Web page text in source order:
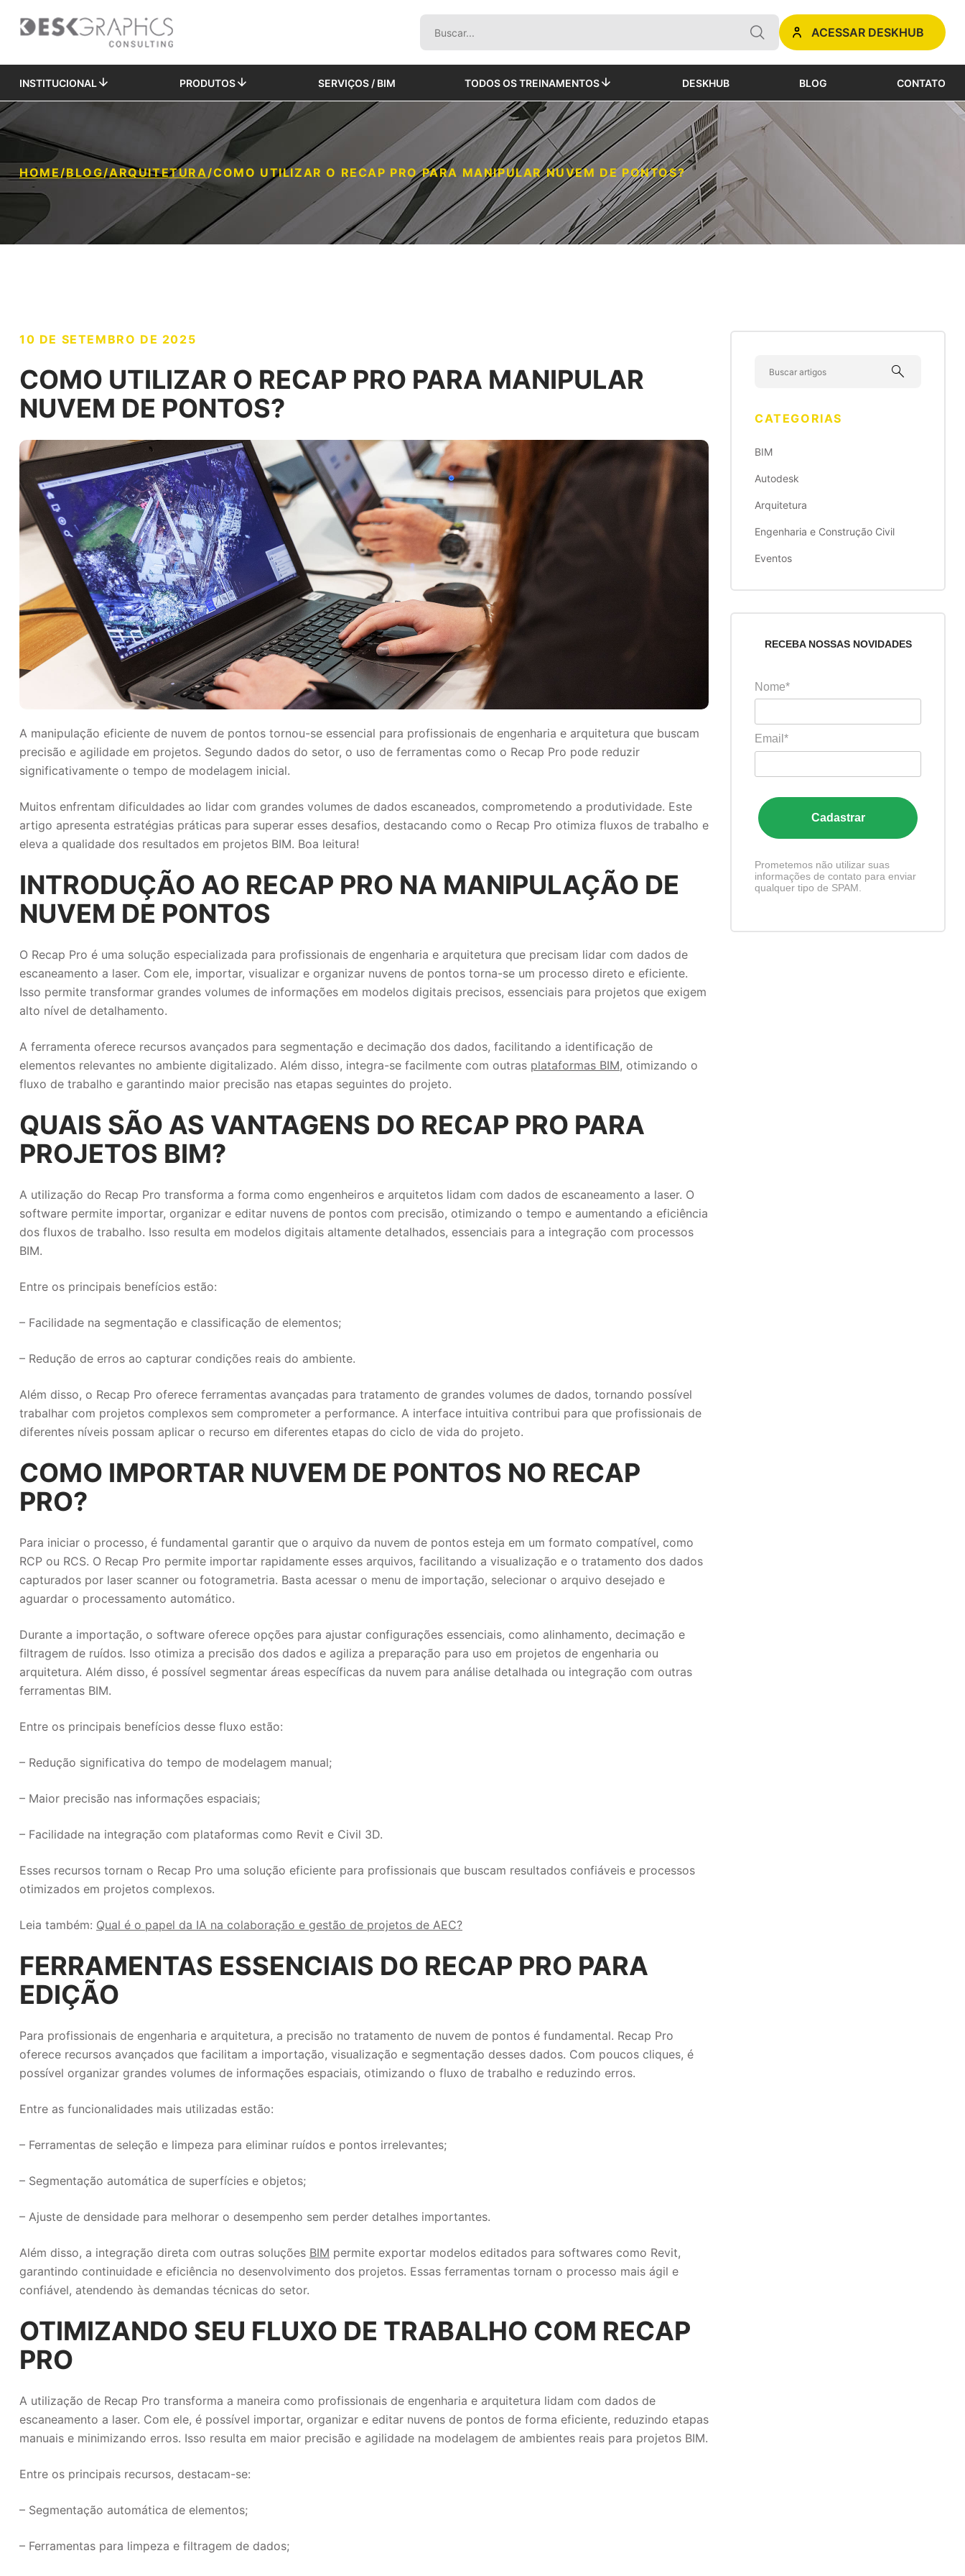
ACESSAR DESKHUB
INSTITUCIONAL PRODUTOS SERVIÇOS / BIM TODOS OS TREINAMENTOS DESKHUB BLOG CONTATO
HOME/BLOG/ARQUITETURA/COMO UTILIZAR O RECAP PRO PARA MANIPULAR NUVEM DE PONTOS?
10 DE SETEMBRO DE 2025
COMO UTILIZAR O RECAP PRO PARA MANIPULAR
NUVEM DE PONTOS?
A manipulação eficiente de nuvem de pontos tornou-se essencial para profissionais de engenharia e arquitetura que buscam
precisão e agilidade em projetos. Segundo dados do setor, o uso de ferramentas como o Recap Pro pode reduzir
significativamente o tempo de modelagem inicial.
Muitos enfrentam dificuldades ao lidar com grandes volumes de dados escaneados, comprometendo a produtividade. Este
artigo apresenta estratégias práticas para superar esses desafios, destacando como o Recap Pro otimiza fluxos de trabalho e
eleva a qualidade dos resultados em projetos BIM. Boa leitura!
INTRODUÇÃO AO RECAP PRO NA MANIPULAÇÃO DE
NUVEM DE PONTOS
O Recap Pro é uma solução especializada para profissionais de engenharia e arquitetura que precisam lidar com dados de
escaneamento a laser. Com ele, importar, visualizar e organizar nuvens de pontos torna-se um processo direto e eficiente.
Isso permite transformar grandes volumes de informações em modelos digitais precisos, essenciais para projetos que exigem
alto nível de detalhamento.
A ferramenta oferece recursos avançados para segmentação e decimação dos dados, facilitando a identificação de
elementos relevantes no ambiente digitalizado. Além disso, integra-se facilmente com outras plataformas BIM, otimizando o
fluxo de trabalho e garantindo maior precisão nas etapas seguintes do projeto.
QUAIS SÃO AS VANTAGENS DO RECAP PRO PARA
PROJETOS BIM?
A utilização do Recap Pro transforma a forma como engenheiros e arquitetos lidam com dados de escaneamento a laser. O
software permite importar, organizar e editar nuvens de pontos com precisão, otimizando o tempo e aumentando a eficiência
dos fluxos de trabalho. Isso resulta em modelos digitais altamente detalhados, essenciais para a integração com processos
BIM.
Entre os principais benefícios estão:
– Facilidade na segmentação e classificação de elementos;
– Redução de erros ao capturar condições reais do ambiente.
Além disso, o Recap Pro oferece ferramentas avançadas para tratamento de grandes volumes de dados, tornando possível
trabalhar com projetos complexos sem comprometer a performance. A interface intuitiva contribui para que profissionais de
diferentes níveis possam aplicar o recurso em diferentes etapas do ciclo de vida do projeto.
COMO IMPORTAR NUVEM DE PONTOS NO RECAP
PRO?
Para iniciar o processo, é fundamental garantir que o arquivo da nuvem de pontos esteja em um formato compatível, como
RCP ou RCS. O Recap Pro permite importar rapidamente esses arquivos, facilitando a visualização e o tratamento dos dados
capturados por laser scanner ou fotogrametria. Basta acessar o menu de importação, selecionar o arquivo desejado e
aguardar o processamento automático.
Durante a importação, o software oferece opções para ajustar configurações essenciais, como alinhamento, decimação e
filtragem de ruídos. Isso otimiza a precisão dos dados e agiliza a preparação para uso em projetos de engenharia ou
arquitetura. Além disso, é possível segmentar áreas específicas da nuvem para análise detalhada ou integração com outras
ferramentas BIM.
Entre os principais benefícios desse fluxo estão:
– Redução significativa do tempo de modelagem manual;
– Maior precisão nas informações espaciais;
– Facilidade na integração com plataformas como Revit e Civil 3D.
Esses recursos tornam o Recap Pro uma solução eficiente para profissionais que buscam resultados confiáveis e processos
otimizados em projetos complexos.
Leia também: Qual é o papel da IA na colaboração e gestão de projetos de AEC?
FERRAMENTAS ESSENCIAIS DO RECAP PRO PARA
EDIÇÃO
Para profissionais de engenharia e arquitetura, a precisão no tratamento de nuvem de pontos é fundamental. Recap Pro
oferece recursos avançados que facilitam a importação, visualização e segmentação desses dados. Com poucos cliques, é
possível organizar grandes volumes de informações espaciais, otimizando o fluxo de trabalho e reduzindo erros.
Entre as funcionalidades mais utilizadas estão:
– Ferramentas de seleção e limpeza para eliminar ruídos e pontos irrelevantes;
– Segmentação automática de superfícies e objetos;
– Ajuste de densidade para melhorar o desempenho sem perder detalhes importantes.
Além disso, a integração direta com outras soluções BIM permite exportar modelos editados para softwares como Revit,
garantindo continuidade e eficiência no desenvolvimento dos projetos. Essas ferramentas tornam o processo mais ágil e
confiável, atendendo às demandas técnicas do setor.
OTIMIZANDO SEU FLUXO DE TRABALHO COM RECAP
PRO
A utilização de Recap Pro transforma a maneira como profissionais de engenharia e arquitetura lidam com dados de
escaneamento a laser. Com ele, é possível importar, organizar e editar nuvens de pontos de forma eficiente, reduzindo etapas
manuais e minimizando erros. Isso resulta em maior precisão e agilidade na modelagem de ambientes reais para projetos BIM.
Entre os principais recursos, destacam-se:
– Segmentação automática de elementos;
– Ferramentas para limpeza e filtragem de dados;
search
CATEGORIAS
BIM
Autodesk
Arquitetura
Engenharia e Construção Civil
Eventos
RECEBA NOSSAS NOVIDADES
Nome*
Email*
Cadastrar
Prometemos não utilizar suas
informações de contato para enviar
qualquer tipo de SPAM.